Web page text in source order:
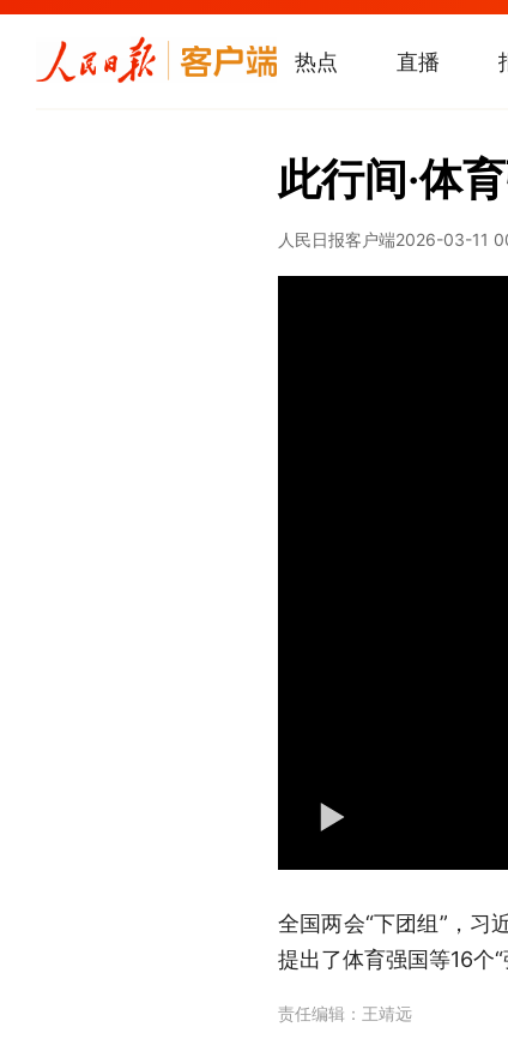
热点 直播
此行间·体
人民日报客户端2026-03-11
全国两会“下团组” ，习
提出了体育强国等16个
责任编辑： 王靖远